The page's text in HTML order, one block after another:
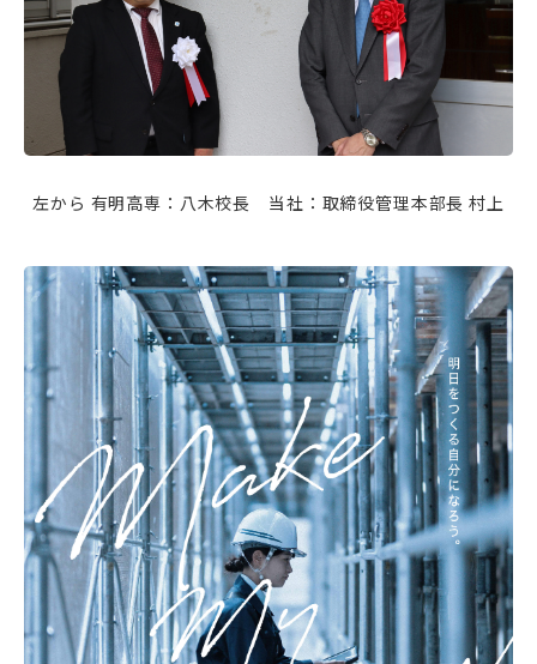
左から 有明高専：八木校長 当社：取締役管理本部長 村上